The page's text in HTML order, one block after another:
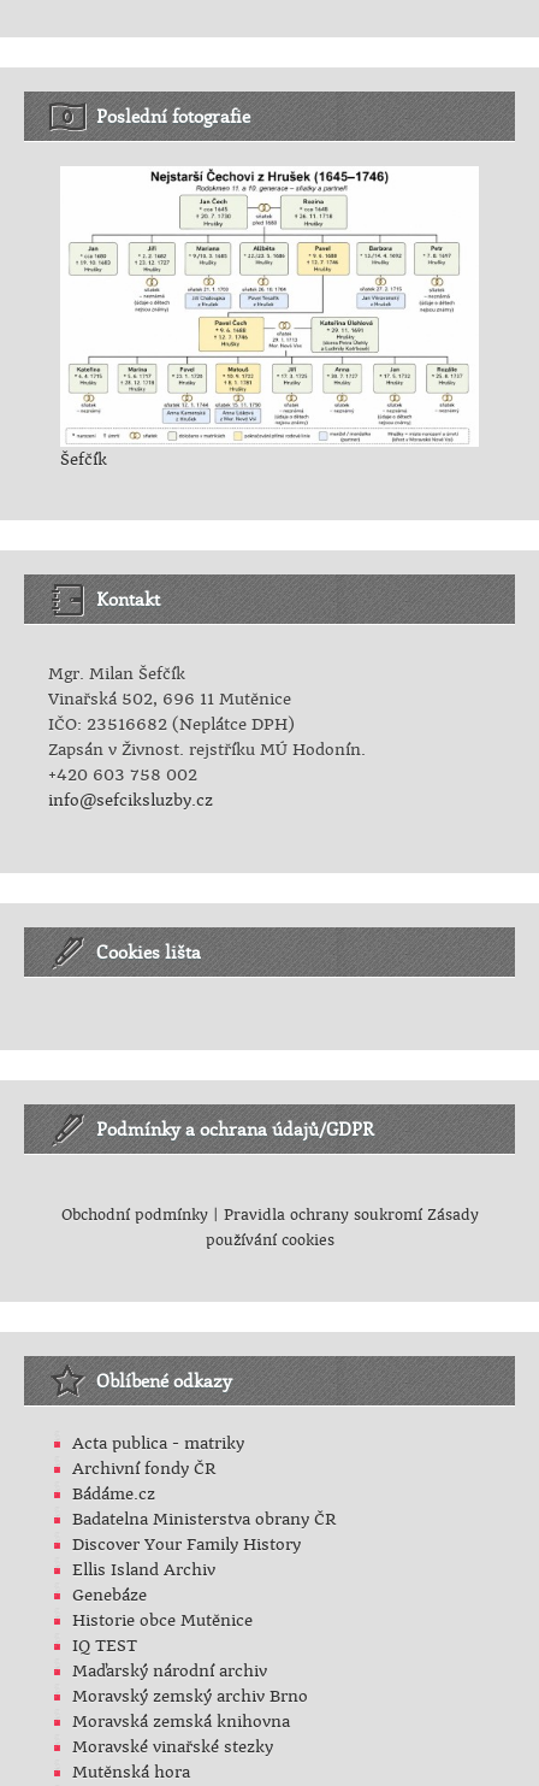
Poslední fotografie
Šefčík
Kontakt
Mgr. Milan Šefčík
Vinařská 502, 696 11 Mutěnice
IČO: 23516682 (Neplátce DPH)
Zapsán v Živnost. rejstříku MÚ Hodonín.
+420 603 758 002
info@sefciksluzby.cz
Cookies lišta
Podmínky a ochrana údajů/GDPR
Obchodní podmínky| Pravidla ochrany soukromí Zásady
používání cookies
Oblíbené odkazy
Acta publica - matriky
Archivní fondy ČR
Bádáme.cz
Badatelna Ministerstva obrany ČR
Discover Your Family History
Ellis Island Archiv
Genebáze
Historie obce Mutěnice
IQ TEST
Maďarský národní archiv
Moravský zemský archiv Brno
Moravská zemská knihovna
Moravské vinařské stezky
Mutěnská hora